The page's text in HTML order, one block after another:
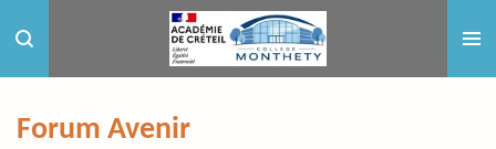
au
contenu
Forum Avenir